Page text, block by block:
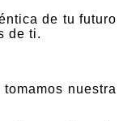
de tu futuro
de ti.
nuestra